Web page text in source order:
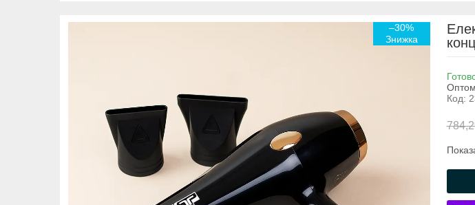
–30%
Оптом
Код: